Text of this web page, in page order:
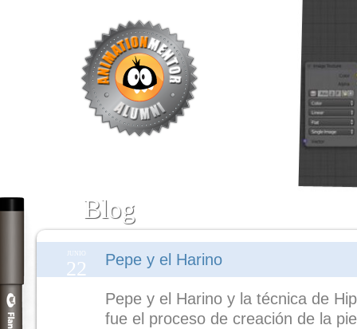
Blog
JUNIO
22 Pepe y el Harino
Pepe y el Harino y la técnica de
fue el proceso de creación de la